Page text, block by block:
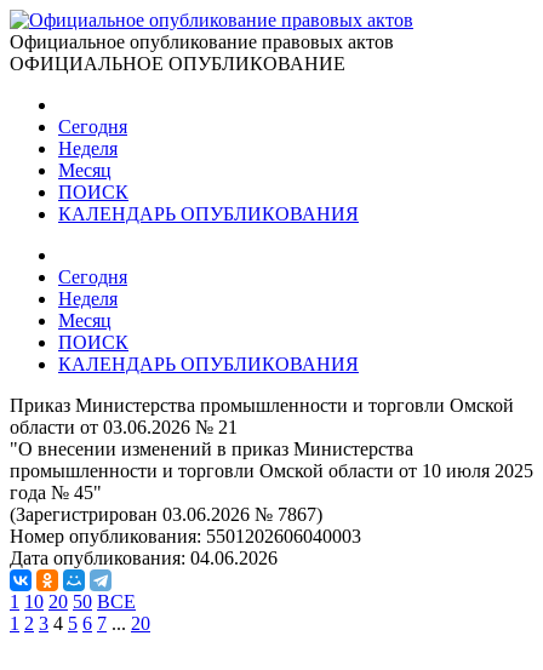
Официальное опубликование правовых актов
ОФИЦИАЛЬНОЕ ОПУБЛИКОВАНИЕ
Сегодня
Неделя
Месяц
ПОИСК
КАЛЕНДАРЬ ОПУБЛИКОВАНИЯ
Сегодня
Неделя
Месяц
ПОИСК
КАЛЕНДАРЬ ОПУБЛИКОВАНИЯ
Приказ Министерства промышленности и торговли Омской
области от 03.06.2026 № 21
"О внесении изменений в приказ Министерства
промышленности и торговли Омской области от 10 июля 2025
года № 45"
(Зарегистрирован 03.06.2026 № 7867)
Номер опубликования: 5501202606040003
Дата опубликования: 04.06.2026
1 10 20 50 ВСЕ
1 2 3 4 5 6 7 ... 20